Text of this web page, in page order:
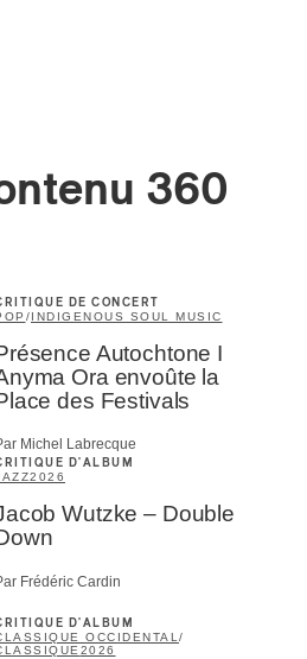
360
DE CONCERT
/INDIGENOUS SOUL MUSIC
Autochtone I
Ora envoûte la
des Festivals
Michel Labrecque
D'ALBUM
2026
Wutzke – Double
Frédéric Cardin
D'ALBUM
OCCIDENTAL/
2026